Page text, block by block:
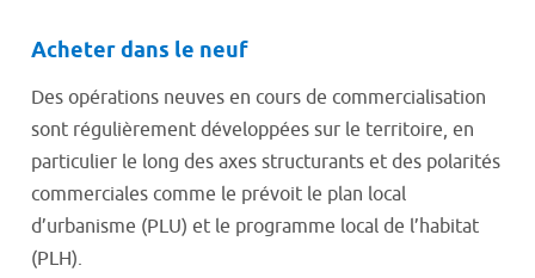
Acheter dans le neuf
Des opérations neuves en cours de commercialisation
sont régulièrement développées sur le territoire, en
particulier le long des axes structurants et des polarités
commerciales comme le prévoit le plan local
d’urbanisme (PLU) et le programme local de l’habitat
(PLH).